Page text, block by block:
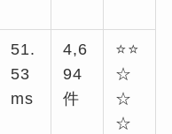
51.
53
ms
4,6
94
件
⭐⭐
☆
☆
☆